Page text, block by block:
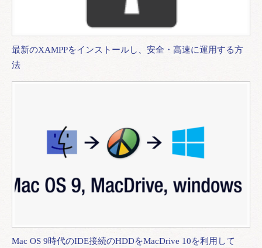
最新のXAMPPをインストールし、安全・高速に運用する方
法
Mac OS 9時代のIDE接続のHDDをMacDrive 10を利用して